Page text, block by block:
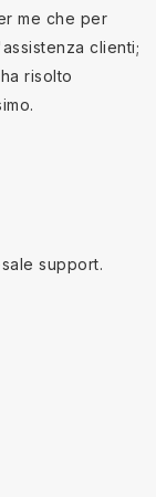
me che per
clienti;
risolto
support.